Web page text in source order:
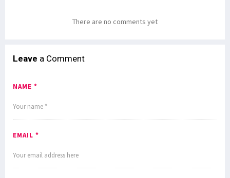
There are no comments yet
Leave a Comment
NAME *
EMAIL *